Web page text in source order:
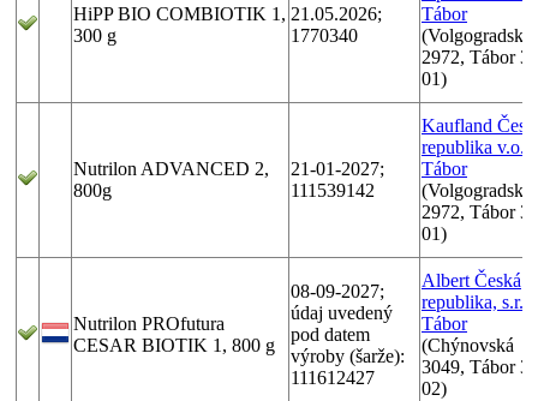
HiPP BIO COMBIOTIK 1,
300 g
21.05.2026;
1770340
Tábor
(Volgogradská
2972, Tábor
01)
Nutrilon ADVANCED 2,
800g
21-01-2027;
111539142
Kaufland
republika v.o.s.
Tábor
(Volgogradská
2972, Tábor
01)
Nutrilon PROfutura
CESAR BIOTIK 1, 800 g
08-09-2027;
údaj uvedený
pod datem
výroby (šarže):
111612427
Albert Česká
republika, s.r.o.
Tábor
(Chýnovská
3049, Tábor
02)